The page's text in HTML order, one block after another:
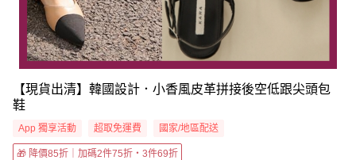
【現貨出清】韓國設計．小香風皮革拼接後空低跟尖頭包
鞋
App 獨享活動 超取免運費 國家/地區配送
🎁 降價85折｜加碼2件75折・3件69折